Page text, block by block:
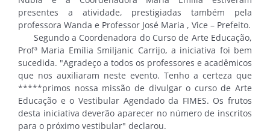
presentes a atividade, prestigiadas também pela
professora Wanda e Professor José Maria , Vice – Prefeito.
Segundo a Coordenadora do Curso de Arte Educação,
Profª Maria Emília Smiljanic Carrijo, a iniciativa foi bem
sucedida. "Agradeço a todos os professores e acadêmicos
que nos auxiliaram neste evento. Tenho a certeza que
*****primos nossa missão de divulgar o curso de Arte
Educação e o Vestibular Agendado da FIMES. Os frutos
desta iniciativa deverão aparecer no número de inscritos
para o próximo vestibular" declarou.